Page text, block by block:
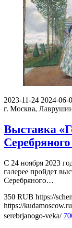
2023-11-24 2024-06-
г. Москва,
Выставка
С 24 ноября 2023
галерее пройдет
Серебряного…
350 RUB https://
https://
serebrjanogo-veka/